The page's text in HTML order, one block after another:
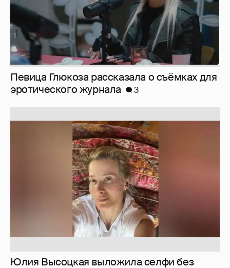
Певица Глюкоза рассказала о съёмках для
эротического журнала
3
Юлия Высоцкая выложила селфи без